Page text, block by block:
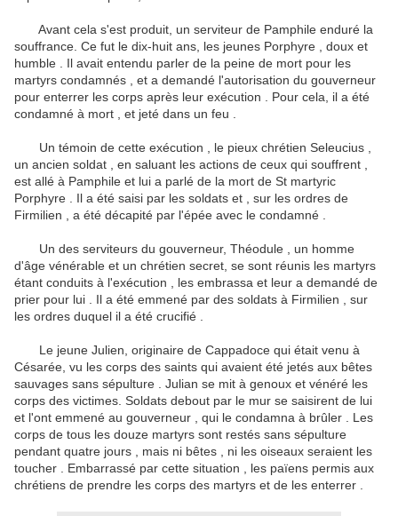
Avant cela s'est produit, un serviteur de Pamphile enduré la
souffrance. Ce fut le dix-huit ans, les jeunes Porphyre , doux et
humble .
Il avait entendu parler de la peine de mort pour les
martyrs condamnés , et a demandé l'autorisation du gouverneur
pour enterrer les corps après leur exécution .
Pour cela, il a été
condamné à mort , et jeté dans un feu .
Un témoin de cette exécution , le pieux chrétien Seleucius ,
un ancien soldat , en saluant les actions de ceux qui souffrent ,
est allé à Pamphile et lui a parlé de la mort de St martyric
Porphyre .
Il a été saisi par les soldats et , sur les ordres de
Firmilien , a été décapité par l'épée avec le condamné .
Un des serviteurs du gouverneur, Théodule , un homme
d'âge vénérable et un chrétien secret, se sont réunis les martyrs
étant conduits à l'exécution , les embrassa et leur a demandé de
prier pour lui .
Il a été emmené par des soldats à Firmilien , sur
les ordres duquel il a été crucifié .
Le jeune Julien, originaire de Cappadoce qui était venu à
Césarée, vu les corps des saints qui avaient été jetés aux bêtes
sauvages sans sépulture .
Julian se mit à genoux et vénéré les
corps des victimes. Soldats debout par le mur se saisirent de lui
et l'ont emmené au gouverneur , qui le condamna à brûler .
Les
corps de tous les douze martyrs sont restés sans sépulture
pendant quatre jours , mais ni bêtes , ni les oiseaux seraient les
toucher .
Embarrassé par cette situation , les païens permis aux
chrétiens de prendre les corps des martyrs et de les enterrer .